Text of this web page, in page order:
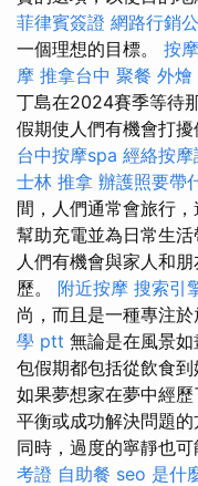
菲律賓簽證 網路行銷
一個理想的目標。 按
摩 推拿台中 聚餐 外燴
丁島在2024賽季等待
假期使人們有機會打擾
台中按摩spa 經絡按
士林 推拿 辦護照要帶
間，人們通常會旅行
幫助充電並為日常生活
人們有機會與家人和
歷。 附近按摩 搜索引
尚，而且是一種專注
學 ptt 無論是在風景
包假期都包括從飲食到
如果夢想家在夢中經
平衡或成功解決問題的
同時，過度的寧靜也
考證 自助餐 seo 是什